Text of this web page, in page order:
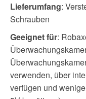
Lieferumfang:
Schrauben
Geeignet für:
verwenden, über
verfügen und